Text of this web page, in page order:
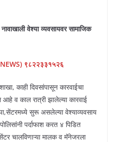
वेश्या व्यवसायवर सामाजिक
NEWS) ९८२२३३१५२६
काही दिवसांपासून कारवाईचा
व काल रात्री झालेल्या कारवाई
सुरू असलेल्या वेश्याव्यवसाय
पर्दाफाश करत ४ पिडित
चालविणाऱ्या मालक व मॅनेजरला